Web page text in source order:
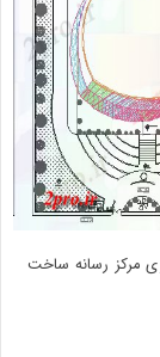
مرکز رسانه ساخت